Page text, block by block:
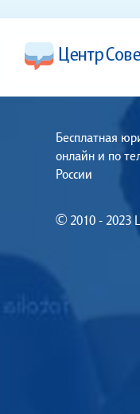
Бесплатная
онлайн и по
России
© 2010 - 2023